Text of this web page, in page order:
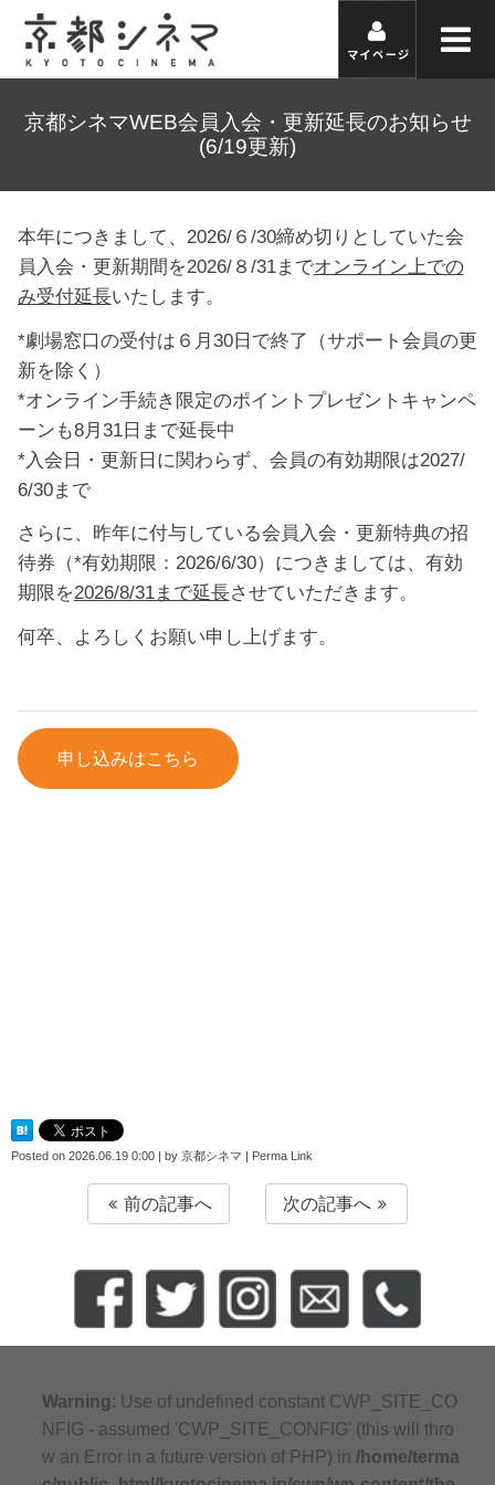
京都シネマWEB会員入会・更新延長のお知らせ
(6/19更新)
本年につきまして、2026/６/30締め切りとしていた会
員入会・更新期間を2026/８/31までオンライン上での
み受付延長いたします。
*劇場窓口の受付は６月30日で終了（サポート会員の更
新を除く）
*オンライン手続き限定のポイントプレゼントキャンペ
ーン も8月31日まで延長中
*入会日・更新日に関わらず、会員の有効期限は2027/
6/30まで
さらに、昨年に付与している会員入会・更新特典の招
待券（*有効期限：2026/6/30）につきましては、有効
期限を2026/8/31まで延長させていただきます。
何卒、よろしくお願い申し上げます。
申し込みはこちら
Posted on 2026.06.19 0:00 by 京都シネマ Perma Link
前の記事へ 次の記事へ
Warning: Use of undefined constant CWP_SITE_CO
NFIG - assumed 'CWP_SITE_CONFIG' (this will thro
w an Error in a future version of PHP) in /home/terma